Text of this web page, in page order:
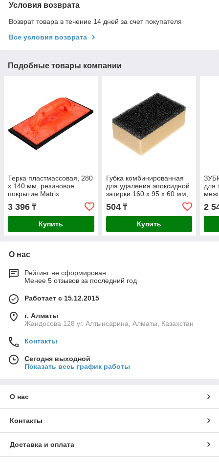
Условия возврата
Возврат товара в течение 14 дней за счет покупателя
Все условия возврата
Подобные товары компании
Терка пластмассовая, 280
х 140 мм, резиновое
покрытие Matrix
3 396 ₸
Купить
Губка комбинированная
для удаления эпоксидной
затирки 160 х 95 х 60 мм,
Сибртех
504₸
Купить
для
2
О нас
Рейтинг не сформирован
Менее 5 отзывов за последний год
Работает с 15.12.2015
г. Алматы
Жандосова 128 уг. Алтынсарина, Алматы, Казахстан
Контакты
Сегодня выходной
Показать весь график работы
О нас
Контакты
Доставка и оплата